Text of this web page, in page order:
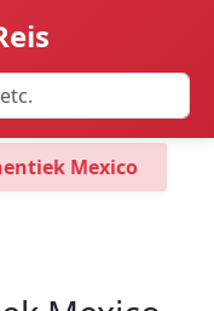
Mexico